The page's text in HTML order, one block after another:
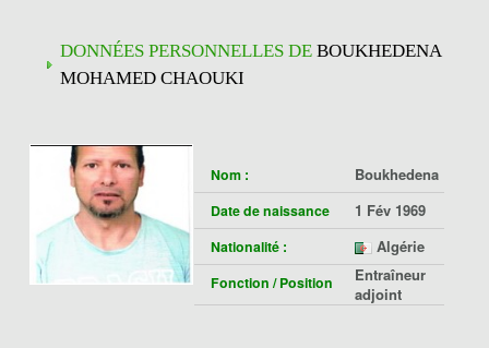
DONNÉES PERSONNELLES DE BOUKHEDENA
MOHAMED CHAOUKI
Nom : Boukhedena
Date de naissance 1 Fév 1969
Nationalité : Algérie
Fonction / Position
Entraîneur
adjoint